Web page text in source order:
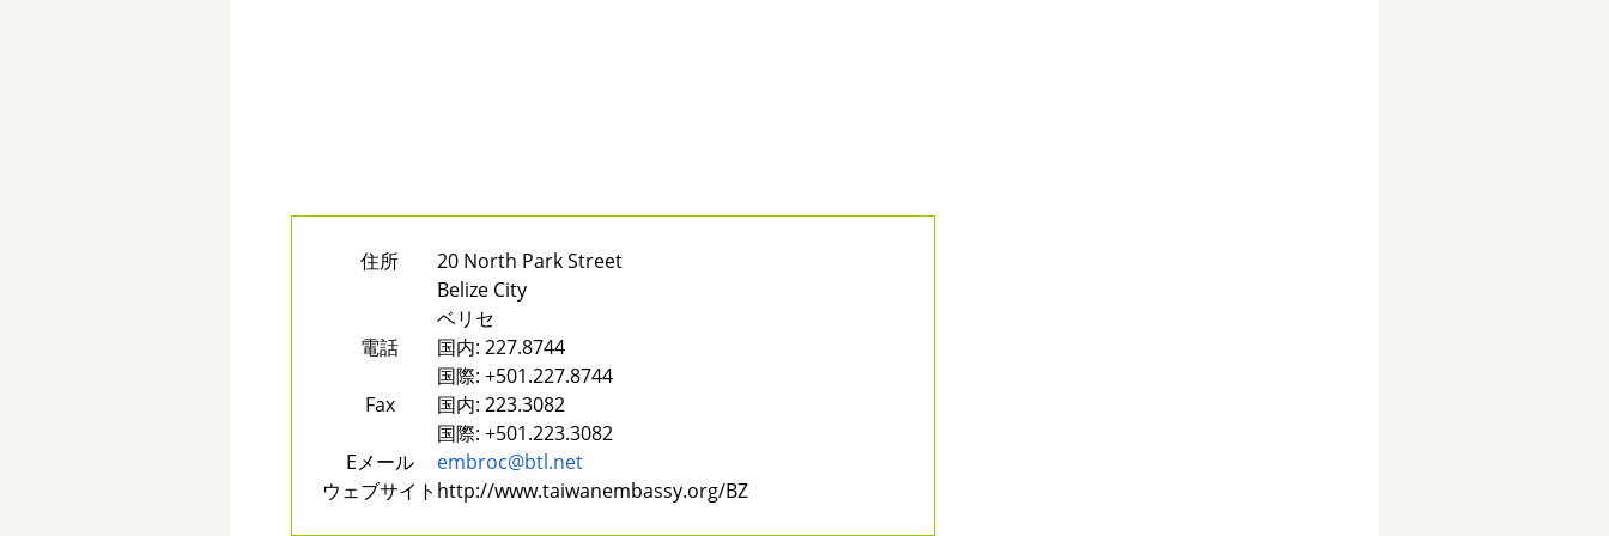
住所
20 North Park Street
Belize City
ベリセ
電話
国内: 227.8744
国際: +501.227.8744
Fax
国内: 223.3082
国際: +501.223.3082
Eメール
embroc@btl.net
ウェブサイト http://www.taiwanembassy.org/BZ